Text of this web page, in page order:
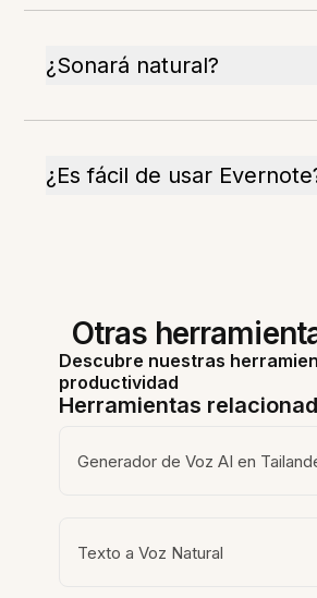
¿Sonará natural?
¿Es fácil de usar
Otras
Descubre nuestras
productividad
Herramientas
Generador de Voz AI en
Texto a Voz Natural